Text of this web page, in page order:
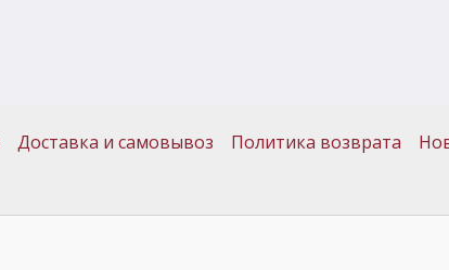
Доставка и самовывоз Политика возврата